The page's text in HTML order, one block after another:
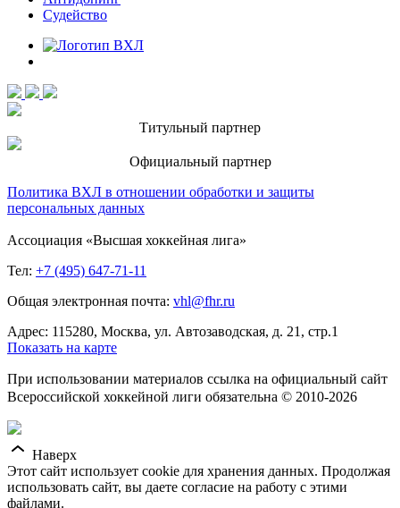
Судейство
Титульный партнер
Официальный партнер
Политика ВХЛ в отношении обработки и защиты
персональных данных
Ассоциация «Высшая хоккейная лига»
Тел: +7 (495) 647-71-11
Общая электронная почта: vhl@fhr.ru
Адрес: 115280, Москва, ул. Автозаводская, д. 21, стр.1
Показать на карте
При использовании материалов ссылка на официальный сайт
Всероссийской хоккейной лиги обязательна © 2010-2026
Наверх
Этот сайт использует cookie для хранения данных. Продолжая
использовать сайт, вы даете согласие на работу с этими
файлами.